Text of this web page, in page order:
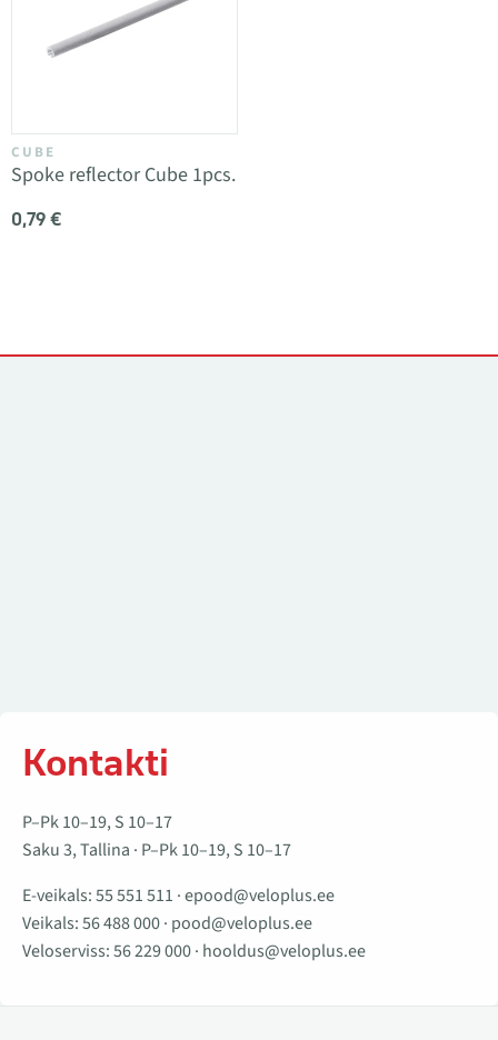
CUBE
Spoke reflector Cube 1pcs.
0,79 €
Kontakti
P–Pk 10–19, S 10–17
Saku 3, Tallina · P–Pk 10–19, S 10–17
E-veikals:55 551 511 ·epood@veloplus.ee
Veikals:56 488 000· pood@veloplus.ee
Veloserviss:56 229 000· hooldus@veloplus.ee